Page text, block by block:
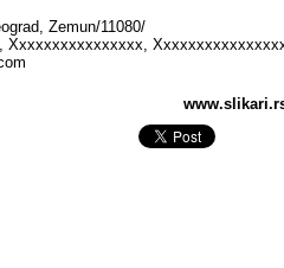
Zemun/11080/
Xxxxxxxxxxxxxxxx,